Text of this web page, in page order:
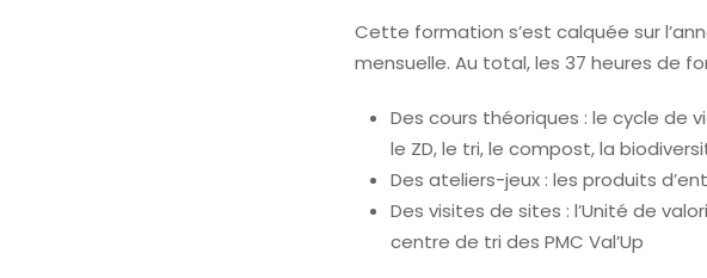
Cette formation s’est calquée sur
mensuelle. Au total, les 37 heures de
Des cours théoriques : le cycle de
le ZD, le tri, le compost, la
Des ateliers-jeux : les produits
Des visites de sites : l’Unité de
centre de tri des PMC Val’Up